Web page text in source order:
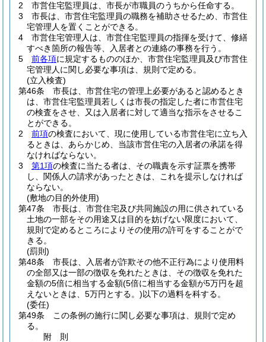
2
市営住宅監理員は、市長が市職員のうちから任命する。
3
市長は、市営住宅監理員の職務を補助させるため、市営住
宅管理人を置くことができる。
4
市営住宅管理人は、市営住宅監理員の指揮を受けて、修繕
すべき箇所の報告等、入居者との連絡の事務を行う。
5
前各項に規定するもののほか、市営住宅監理員及び市営住
宅管理人に関し必要な事項は、規則で定める。
(立入検査)
第46条
市長は、市営住宅の管理上必要があると認めるとき
は、市営住宅監理員若しくは市長の指定した者に市営住宅
の検査をさせ、又は入居者に対して適当な指示をさせるこ
とができる。
2
前項の検査において、現に使用している市営住宅に立ち入
るときは、あらかじめ、当該市営住宅の入居者の承諾を得
なければならない。
3
第1項の検査に当たる者は、その職責を示す証票を携帯
し、関係人の請求があったときは、これを提示しなければ
ならない。
(敷地の目的外使用)
第47条
市長は、市営住宅及び共同施設の用に供されている
土地の一部をその用途又は目的を妨げない限度において、
規則で定めるところによりその使用の許可をすることがで
きる。
(罰則)
第48条
市長は、入居者が詐欺その他不正行為により使用料
の全部又は一部の徴収を免れたときは、その徴収を免れた
金額の5倍に相当する金額(5倍に相当する金額が5万円を超
えないときは、5万円とする。)以下の過料を科する。
(委任)
第49条
この条例の施行に関し必要な事項は、規則で定め
る。
附 則